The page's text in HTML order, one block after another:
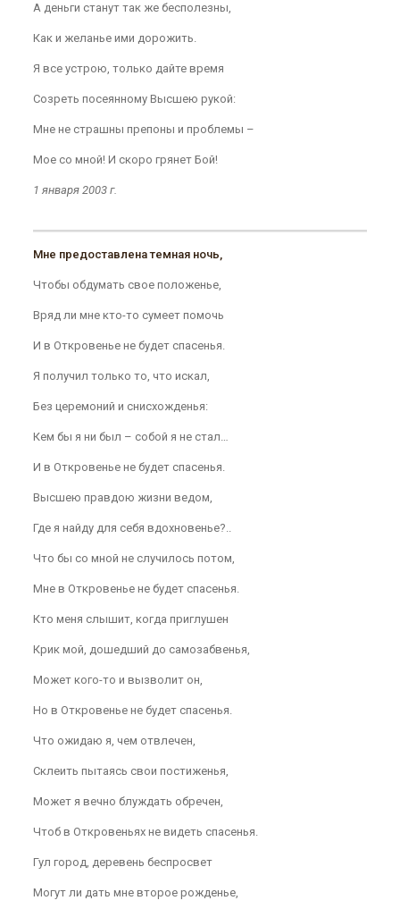
А деньги станут так же бесполезны,
Как и желанье ими дорожить.
Я все устрою, только дайте время
Созреть посеянному Высшею рукой:
Мне не страшны препоны и проблемы –
Мое со мной! И скоро грянет Бой!
1 января 2003 г.
Мне предоставлена темная ночь,
Чтобы обдумать свое положенье,
Вряд ли мне кто-то сумеет помочь
И в Откровенье не будет спасенья.
Я получил только то, что искал,
Без церемоний и снисхожденья:
Кем бы я ни был – собой я не стал…
И в Откровенье не будет спасенья.
Высшею правдою жизни ведом,
Где я найду для себя вдохновенье?..
Что бы со мной не случилось потом,
Мне в Откровенье не будет спасенья.
Кто меня слышит, когда приглушен
Крик мой, дошедший до самозабвенья,
Может кого-то и вызволит он,
Но в Откровенье не будет спасенья.
Что ожидаю я, чем отвлечен,
Склеить пытаясь свои постиженья,
Может я вечно блуждать обречен,
Чтоб в Откровеньях не видеть спасенья.
Гул город, деревень беспросвет
Могут ли дать мне второе рожденье,